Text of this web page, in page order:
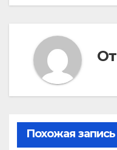
От
Похожая запись